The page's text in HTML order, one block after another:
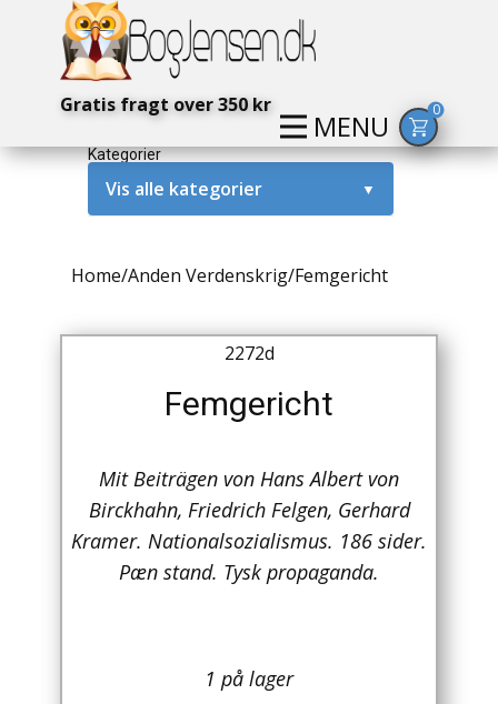
MENU
Gratis fragt over 350 kr 0
Kategorier
Vis alle kategorier ▼
Amerika / USA
Anden Verdenskrig
Antikke / Specielle Bøger
Arkæologi
Arkitektur
Biografier / Erindringer
Home/Anden Verdenskrig/Femgericht
2272d
Femgericht
Mit Beiträgen von Hans Albert von
Birckhahn, Friedrich Felgen, Gerhard
Kramer. Nationalsozialismus. 186 sider.
Pæn stand. Tysk propaganda.
1 på lager